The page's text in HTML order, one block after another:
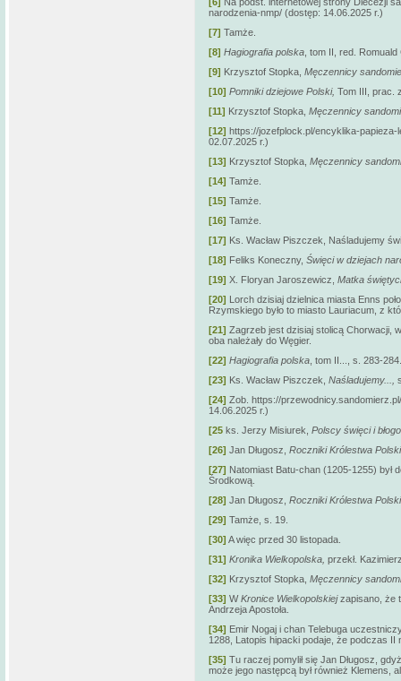
narodzenia-nmp/ (dostęp: 14.06.2025 r.)
[7] Tamże.
[8] Hagiografia polska, tom II, red.
[9] Krzysztof Stopka, Męczennicy
[10] Pomniki dziejowe Polski, Tom III, prac.
[11] Krzysztof Stopka, Męczennicy
[12] https://jozefplock.pl/encyklika-
02.07.2025 r.)
[13] Krzysztof Stopka, Męczennicy
[14] Tamże.
[15] Tamże.
[16] Tamże.
[17] Ks. Wacław Piszczek, Naśladujemy
[18] Feliks Koneczny, Święci w dziejach
[19] X. Floryan Jaroszewicz, Matka
[20] Lorch dzisiaj dzielnica miasta Enns
Rzymskiego było to miasto Lauriacum, z
[21] Zagrzeb jest dzisiaj stolicą Chorwacji,
oba należały do Węgier.
[22] Hagiografia polska, tom II..., s. 283-284.
[23] Ks. Wacław Piszczek, Naśladujemy...,
[24] Zob. https://
14.06.2025 r.)
[25ks. Jerzy Misiurek, Polscy święci i
[26] Jan Długosz, Roczniki Królestwa
[27] Natomiast Batu-chan (1205-1255) był
Środkową.
[28] Jan Długosz, Roczniki Królestwa
[29] Tamże, s. 19.
[30] A więc przed 30 listopada.
[31] Kronika Wielkopolska, przekł.
[32] Krzysztof Stopka, Męczennicy
[33] WKronice Wielkopolskiejzapisano, że
Andrzeja Apostoła.
[34] Emir Nogaj i chan Telebuga
1288, Latopis hipacki podaje, że podczas II
[35] Tu raczej pomylił się Jan Długosz,
może jego następcą był również Klemens,